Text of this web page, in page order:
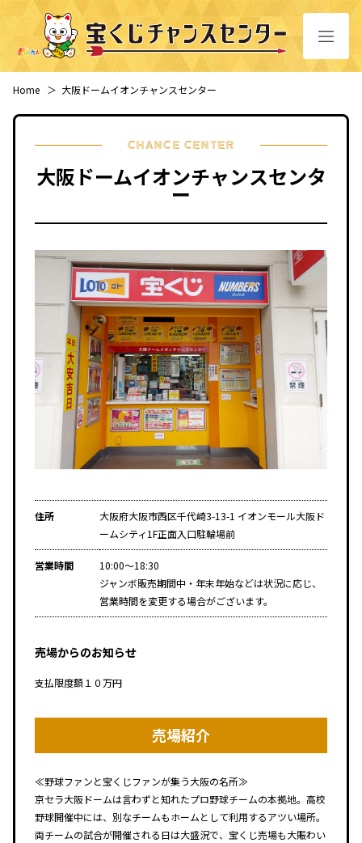
Home ＞ 大阪ドームイオンチャンスセンター
CHANCE CENTER
大阪ドームイオンチャンスセンタ
ー
住所
大阪府大阪市西区千代崎3-13-1 イオンモール大阪ド
ームシティ1F正面入口駐輪場前
営業時間
10:00～18:30
ジャンボ販売期間中・年末年始などは状況に応じ、
営業時間を変更する場合がございます。
売場からのお知らせ
支払限度額１０万円
売場紹介
≪野球ファンと宝くじファンが集う大阪の名所≫
京セラ大阪ドームは言わずと知れたプロ野球チームの本拠地。高校
野球開催中には、別なチームもホームとして利用するアツい場所。
両チームの試合が開催される日は大盛況で、宝くじ売場も大賑わい